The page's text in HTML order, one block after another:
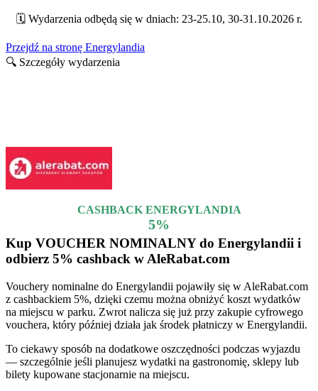
🗓️ Wydarzenia odbędą się w dniach: 23-25.10, 30-31.10.2026 r.
Przejdź na stronę Energylandia
🔍 Szczegóły wydarzenia
CASHBACK ENERGYLANDIA
5%
Kup VOUCHER NOMINALNY do Energylandii i
odbierz 5% cashback w AleRabat.com
Vouchery nominalne do Energylandii pojawiły się w AleRabat.com
z cashbackiem 5%, dzięki czemu można obniżyć koszt wydatków
na miejscu w parku. Zwrot nalicza się już przy zakupie cyfrowego
vouchera, który później działa jak środek płatniczy w Energylandii.
To ciekawy sposób na dodatkowe oszczędności podczas wyjazdu
— szczególnie jeśli planujesz wydatki na gastronomię, sklepy lub
bilety kupowane stacjonarnie na miejscu.